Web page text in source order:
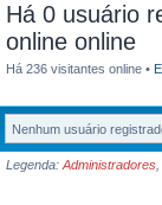
Há 0 usuário
online online
Há 236 visitantes online •
Nenhum usuário
Legenda: Administradores